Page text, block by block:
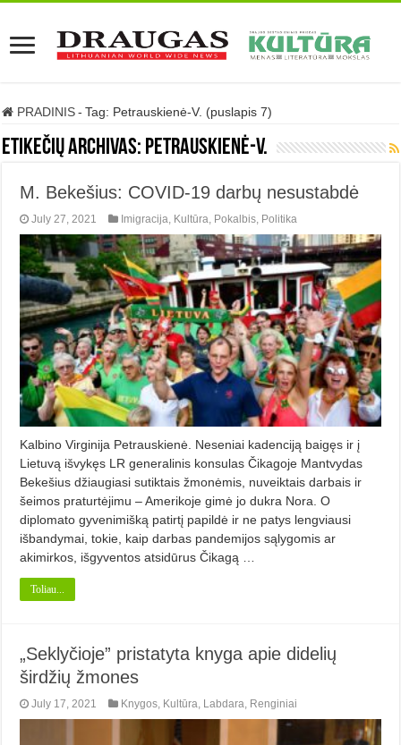
PRADINIS - Tag: Petrauskienė-V. (puslapis 7)
Etikečių archivas: Petrauskienė-V.
M. Bekešius: COVID-19 darbų nesustabdė
July 27, 2021 Imigracija, Kultūra, Pokalbis, Politika
Kalbino Virginija Petrauskienė. Neseniai kadenciją baigęs ir į
Lietuvą išvykęs LR generalinis konsulas Čikagoje Mantvydas
Bekešius džiaugiasi sutiktais žmonėmis, nuveiktais darbais ir
šeimos praturtėjimu – Amerikoje gimė jo dukra Nora. O
diplomato gyvenimišką patirtį papildė ir ne patys lengviausi
išbandymai, tokie, kaip darbas pandemijos sąlygomis ar
akimirkos, išgyventos atsidūrus Čikagą …
Toliau...
„Seklyčioje” pristatyta knyga apie didelių
širdžių žmones
July 17, 2021 Knygos Kultūra Labdara Renginiai